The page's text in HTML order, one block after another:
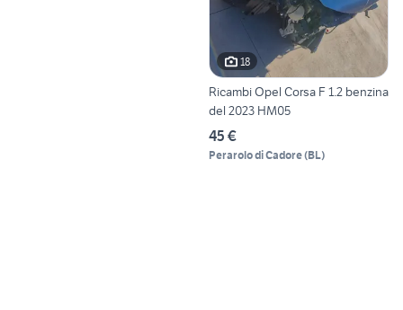
18
Ricambi Opel Corsa F 1.2 benzina
del 2023 HM05
45 €
Perarolo di Cadore(BL)